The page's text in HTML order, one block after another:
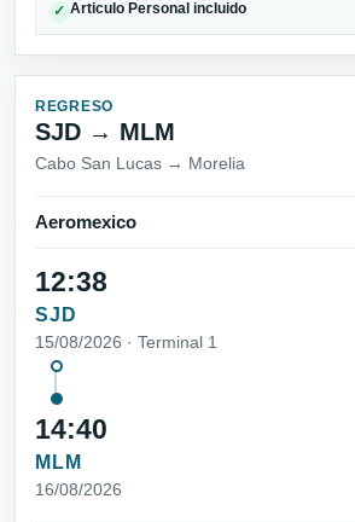
✓ Articulo Personal incluido
REGRESO
SJD → MLM
Cabo San Lucas → Morelia
Aeromexico
12:38
SJD
15/08/2026 · Terminal 1
14:40
MLM
16/08/2026